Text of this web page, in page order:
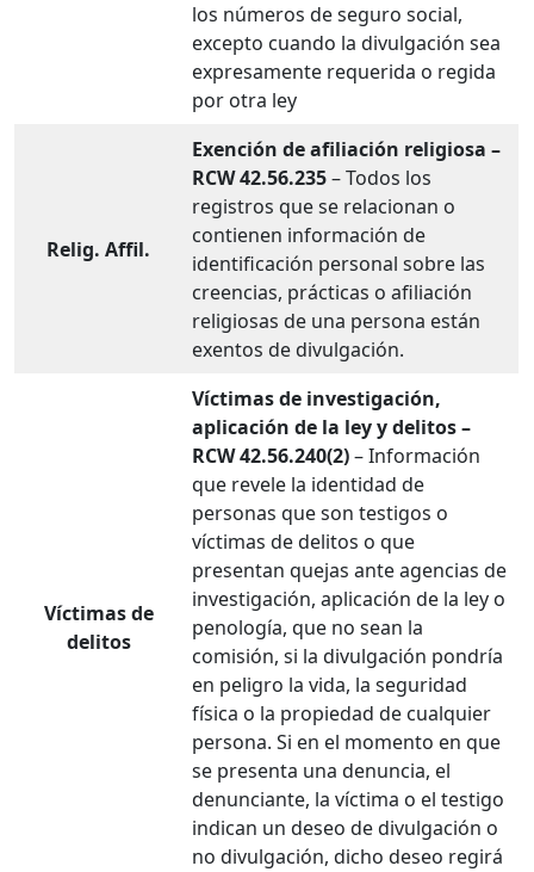
los números de seguro social,
excepto cuando la divulgación sea
expresamente requerida o regida
por otra ley
Relig. Affil.
Exención de afiliación religiosa –
RCW 42.56.235– Todos los
registros que se relacionan o
contienen información de
identificación personal sobre las
creencias, prácticas o afiliación
religiosas de una persona están
exentos de divulgación.
Víctimas de
delitos
Víctimas de investigación,
aplicación de la ley y delitos –
RCW 42.56.240(2)– Información
que revele la identidad de
personas que son testigos o
víctimas de delitos o que
presentan quejas ante agencias de
investigación, aplicación de la ley o
penología, que no sean la
comisión, si la divulgación pondría
en peligro la vida, la seguridad
física o la propiedad de cualquier
persona. Si en el momento en que
se presenta una denuncia, el
denunciante, la víctima o el testigo
indican un deseo de divulgación o
no divulgación, dicho deseo regirá